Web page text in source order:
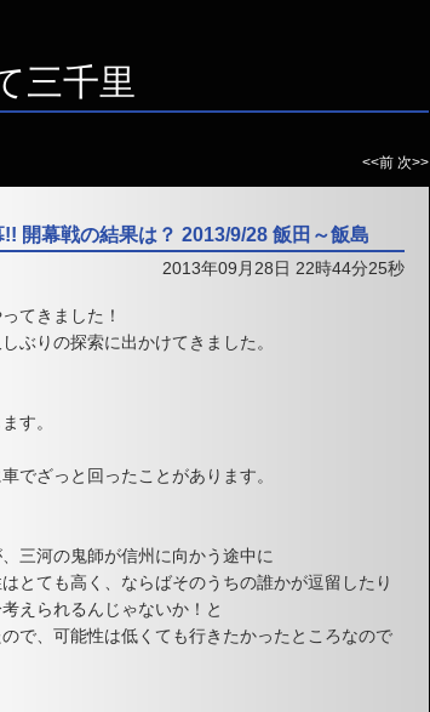
三千里
<<前 次>>
開幕戦の結果は？ 2013/9/28 飯田～飯島
2013年09月28日 22時44分25秒
てきました！
ぶりの探索に出かけてきました。
す。
でざっと回ったことがあります。
三河の鬼師が信州に向かう途中に
とても高く、ならばそのうちの誰かが逗留したり
えられるんじゃないか！と
で、可能性は低くても行きたかったところなので